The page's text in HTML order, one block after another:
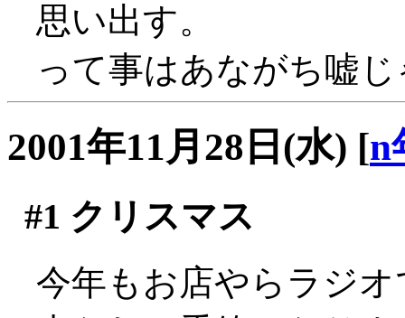
思い出す。
って事はあながち嘘
2001年11月28日(水) [n
#1 クリスマス
今年もお店やらラジ